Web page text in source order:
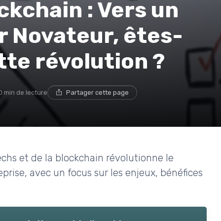
: Vers un
Novateur, êtes-
révolution ?
min de lecture Partager cette page
et de la blockchain révolutionne le
avec un focus sur les enjeux, bénéfices